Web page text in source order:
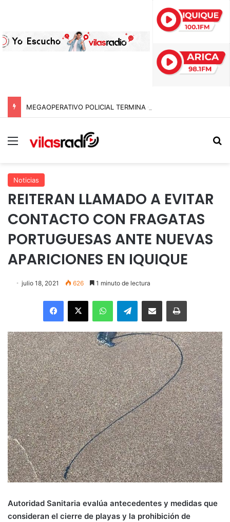
Menú
Noticias
REITERAN LLAMADO A EVITAR
CONTACTO CON FRAGATAS
PORTUGUESAS ANTE NUEVAS
APARICIONES EN IQUIQUE
julio 18, 2021 626 1 minuto de lectura
Facebook
X WhatsAppTelegramEnviar vía email Imprimir
Autoridad Sanitaria evalúa antecedentes y medidas que
consideran el cierre de playas y la prohibición de